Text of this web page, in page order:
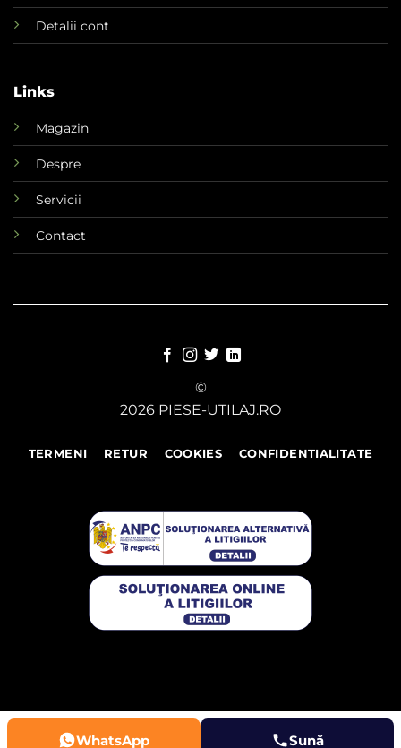
Detalii cont
Links
Magazin
Despre
Servicii
Contact
©
2026 PIESE-UTILAJ.RO
TERMENI RETUR COOKIES CONFIDENTIALITATE
WhatsApp Sună